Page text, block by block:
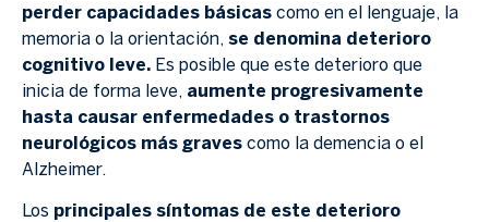
perder capacidades básicas como en el lenguaje, la
memoria o la orientación, se denomina deterioro
cognitivo leve. Es posible que este deterioro que
inicia de forma leve, aumente progresivamente
hasta causar enfermedades o trastornos
neurológicos más graves como la demencia o el
Alzheimer.
Los principales síntomas de este deterioro